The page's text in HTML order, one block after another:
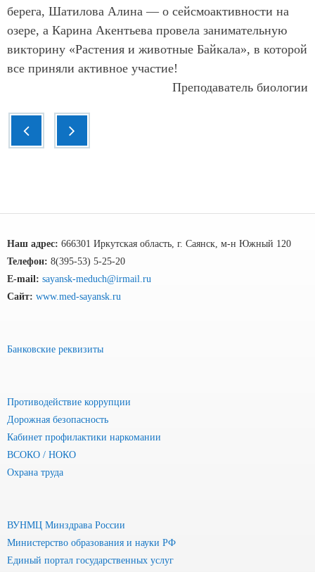
берега, Шатилова Алина — о сейсмоактивности на
озере, а Карина Акентьева провела занимательную
викторину «Растения и животные Байкала», в которой
все приняли активное участие!
Преподаватель биологии
Наш адрес: 666301 Иркутская область, г. Саянск, м-н Южный 120
Телефон: 8(395-53) 5-25-20
E-mail: sayansk-meduch@irmail.ru
Сайт: www.med-sayansk.ru
Банковские реквизиты
Противодействие коррупции
Дорожная безопасность
Кабинет профилактики наркомании
ВСОКО / НОКО
Охрана труда
ВУНМЦ Минздрава России
Министерство образования и науки РФ
Единый портал государственных услуг